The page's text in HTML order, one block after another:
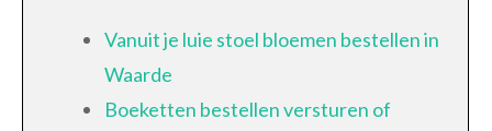
Vanuit je luie stoel bloemen bestellen in
Waarde
Boeketten bestellen versturen of